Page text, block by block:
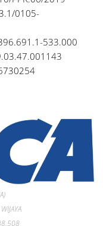
0105-
533.000